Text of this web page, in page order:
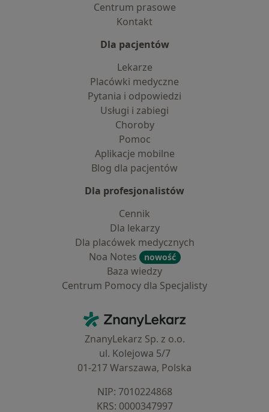
Centrum prasowe
Kontakt
Dla pacjentów
Lekarze
Placówki medyczne
Pytania i odpowiedzi
Usługi i zabiegi
Choroby
Pomoc
Aplikacje mobilne
Blog dla pacjentów
Dla profesjonalistów
Cennik
Dla lekarzy
Dla placówek medycznych
Noa Notes
nowość
Baza wiedzy
Centrum Pomocy dla Specjalisty
ZnanyLekarz - Strona główna
ZnanyLekarz Sp. z o.o.
ul. Kolejowa 5/7
01-217 Warszawa, Polska
NIP: ⁠7010224868
KRS: ⁠0000347997